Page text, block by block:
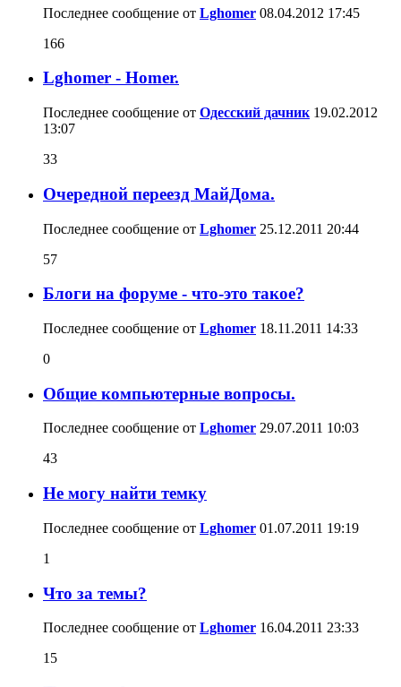
Последнее сообщение от Lghomer 08.04.2012 17:45
166
Lghomer - Homer.
Последнее сообщение от Одесский дачник 19.02.2012
13:07
33
Очередной переезд МайДома.
Последнее сообщение от Lghomer 25.12.2011 20:44
57
Блоги на форуме - что-это такое?
Последнее сообщение от Lghomer 18.11.2011 14:33
0
Общие компьютерные вопросы.
Последнее сообщение от Lghomer 29.07.2011 10:03
43
Не могу найти темку
Последнее сообщение от Lghomer 01.07.2011 19:19
1
Что за темы?
Последнее сообщение от Lghomer 16.04.2011 23:33
15